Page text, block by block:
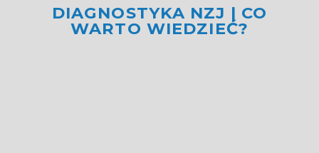
DIAGNOSTYKA NZJ | CO
WARTO WIEDZIEĆ?